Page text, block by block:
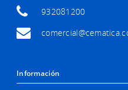
932081200
Información